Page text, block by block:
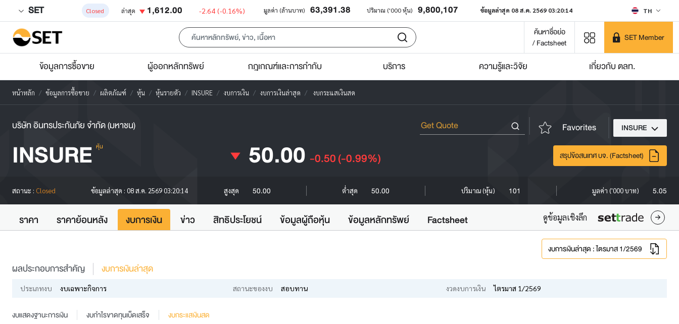
SET Closed ล่าสุด 1,612.00 -2.64 (-0.16%) มูลค่า (ล้านบาท) 63,391.38 ปริมาณ ('000 หุ้น) 9,800,107 ข้อมูลล่าสุด 08 ส.ค. 2569 03:20:14 TH
ค้นหาชื่อย่อ
/ Factsheet
SET Member
ข้อมูลการซื้อขาย ผู้ออกหลักทรัพย์ กฎเกณฑ์และการกำกับ บริการ ความรู้และวิจัย เกี่ยวกับ ตลท.
หน้าหลัก ข้อมูลการซื้อขาย ผลิตภัณฑ์ หุ้น หุ้นรายตัว INSURE งบการเงิน งบการเงินล่าสุด งบกระแสเงินสด
บริษัท อินทรประกันภัย จำกัด (มหาชน) Favorites INSURE
INSURE หุ้น 50.00 -0.50(-0.99%) สรุปข้อสนเทศ บจ. (Factsheet)
สถานะ : Closed ข้อมูลล่าสุด :08 ส.ค. 2569 03:20:14 สูงสุด 50.00 ต่ำสุด 50.00 ปริมาณ (หุ้น) 101 มูลค่า ('000 บาท) 5.05
ราคา ราคาย้อนหลัง งบการเงิน ข่าว สิทธิประโยชน์ ข้อมูลผู้ถือหุ้น ข้อมูลหลักทรัพย์ Factsheet ดูข้อมูลเชิงลึก
งบการเงินล่าสุด : ไตรมาส 1/2569
ผลประกอบการสำคัญ งบการเงินล่าสุด
ประเภทงบ งบเฉพาะกิจการ สถานะของงบ สอบทาน งวดงบการเงิน ไตรมาส 1/2569
งบแสดงฐานะการเงิน งบกำไรขาดทุนเบ็ดเสร็จ งบกระแสเงินสด